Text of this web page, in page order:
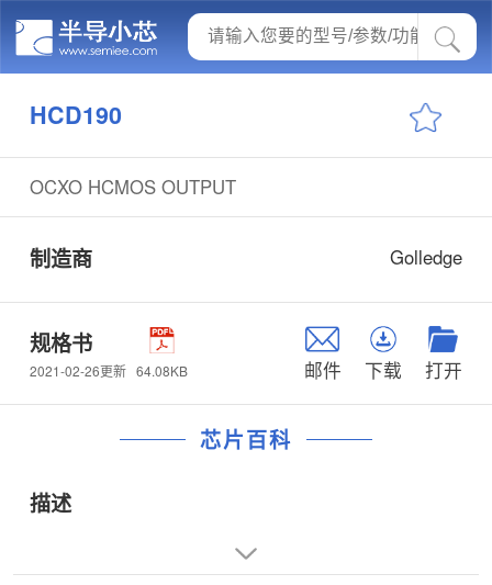
HCD190
OCXO HCMOS OUTPUT
制造商 Golledge
规格书
2021-02-26更新 64.08KB 邮件 下载 打开
芯片百科
描述